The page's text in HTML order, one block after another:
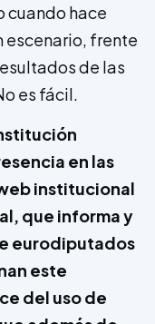
cuando hace
escenario, frente
de las
es fácil.
en las
ins­titucional
que informa y
eurodiputados
este
del uso de